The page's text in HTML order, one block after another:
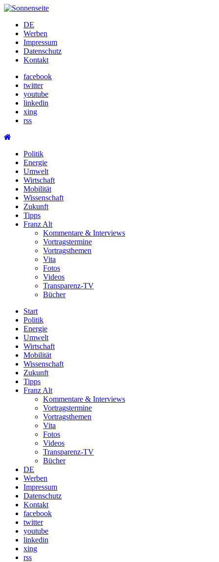
Skip
contentDE
Werben
Impressum
Datenschutz
Kontakt
facebook
twitter
youtube
linkedin
xing
rss
Politik
Energie
Umwelt
Wirtschaft
Mobilität
Wissenschaft
Zukunft
Tipps
Franz Alt
Kommentare & Interviews
Vortragstermine
Vortragsthemen
Vita
Fotos
Videos
Transparenz-TV
Bücher
Start
Politik
Energie
Umwelt
Wirtschaft
Mobilität
Wissenschaft
Zukunft
Tipps
Franz Alt
Kommentare & Interviews
Vortragstermine
Vortragsthemen
Vita
Fotos
Videos
Transparenz-TV
Bücher
DE
Werben
Impressum
Datenschutz
Kontakt
facebook
twitter
youtube
linkedin
xing
rss